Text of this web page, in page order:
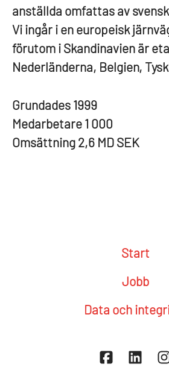
anställda omfattas av
Vi ingår i en europeisk
förutom i Skandinavien är
Nederländerna, Belgien,
Grundades 1999
Medarbetare 1 000
Omsättning 2,6 MD SEK
Start
Jobb
Data och